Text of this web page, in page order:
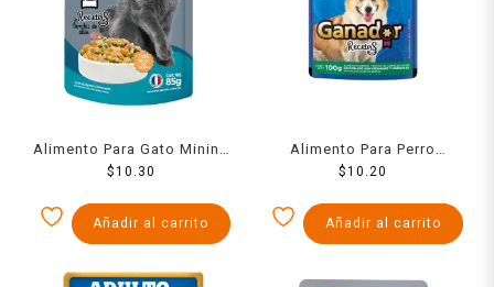
Alimento Para Gato Minino
Carnitas De Atun 85 Grs
$10.30
Añadir al carrito
Alimento Para Perro
Ganador Recetas Delicias
$10.20
Añadir al carrito